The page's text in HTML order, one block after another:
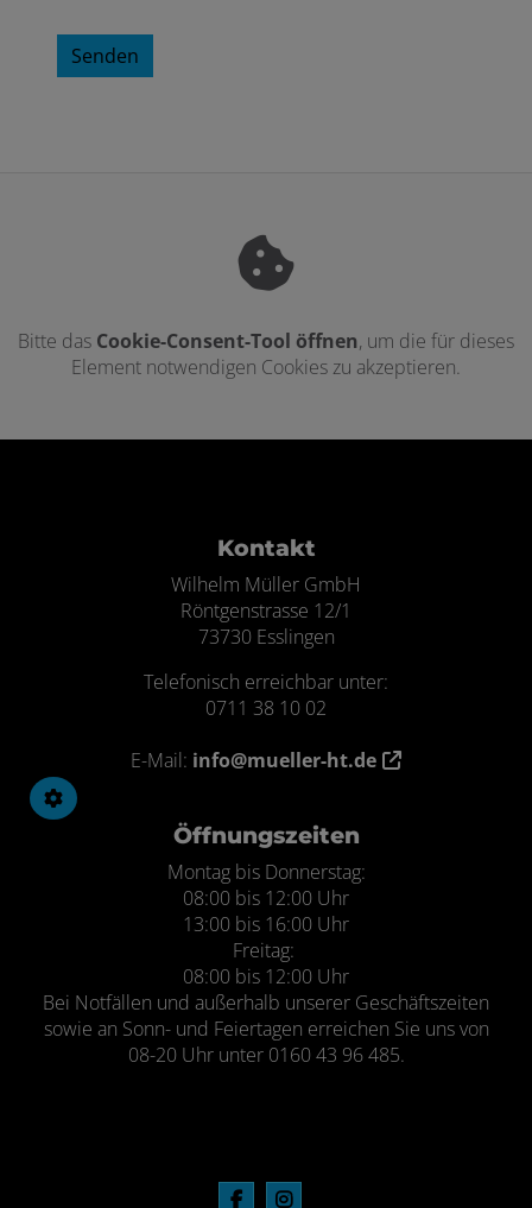
Senden
Bitte das Cookie-Consent-Tool öffnen, um die für dieses
Element notwendigen Cookies zu akzeptieren.
Kontakt
Wilhelm Müller GmbH
Röntgenstrasse 12/1
73730 Esslingen
Telefonisch erreichbar unter:
0711 38 10 02
E-Mail: info@mueller-ht.de
Öffnungszeiten
Montag bis Donnerstag:
08:00 bis 12:00 Uhr
13:00 bis 16:00 Uhr
Freitag:
08:00 bis 12:00 Uhr
Bei Notfällen und außerhalb unserer Geschäftszeiten
sowie an Sonn- und Feiertagen erreichen Sie uns von
08-20 Uhr unter 0160 43 96 485.